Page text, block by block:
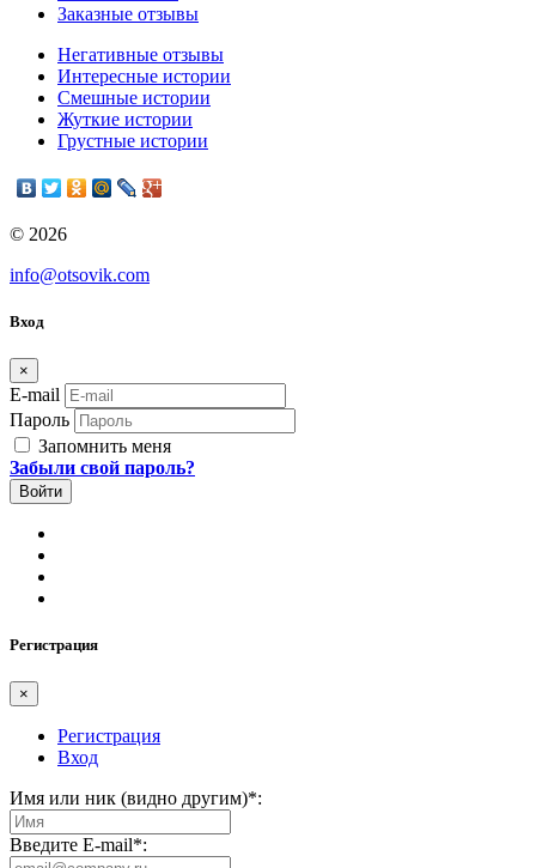
Заказные отзывы
Негативные отзывы
Интересные истории
Смешные истории
Жуткие истории
Грустные истории
© 2026
info@otsovik.com
Вход
×
E-mail
Пароль
Запомнить меня
Забыли свой пароль?
Регистрация
×
Регистрация
Вход
Имя или ник (видно другим)*:
Введите E-mail*: